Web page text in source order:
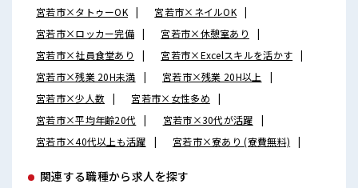
宮若市×タトゥーOK
宮若市×ネイルOK
宮若市×ロッカー完備
宮若市×休憩室あり
宮若市×社員食堂あり
宮若市×Excelスキルを活かす
宮若市×残業 20H未満
宮若市×残業 20H以上
宮若市×少人数
宮若市×女性多め
宮若市×平均年齢20代
宮若市×30代が活躍
宮若市×40代以上も活躍
宮若市×寮あり (寮費無料)
関連する職種から求人を探す